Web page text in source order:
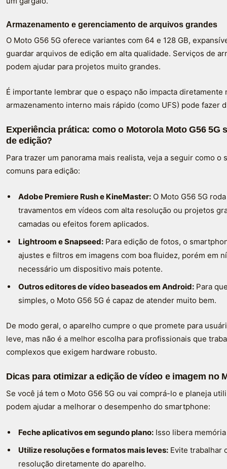
Armazenamento e gerenciamento de arquivos grandes
O Moto G56 5G oferece variantes com 64 e 128 GB,
guardar arquivos de edição em alta qualidade. Serviços de
podem ajudar para projetos muito grandes.
É importante lembrar que o espaço não impacta diretamente
armazenamento interno mais rápido (como UFS) pode fazer
Experiência prática: como o Motorola Moto G56 5G
de edição?
Para trazer um panorama mais realista, veja a seguir como o
comuns para edição:
Adobe Premiere Rush e KineMaster: O Moto G56 5G
travamentos em vídeos com alta resolução ou projetos
camadas ou efeitos forem aplicados.
Lightroom e Snapseed: Para edição de fotos, o
ajustes e filtros em imagens com boa fluidez, porém em
necessário um dispositivo mais potente.
Outros editores de vídeo baseados em Android: Para
simples, o Moto G56 5G é capaz de atender muito bem.
De modo geral, o aparelho cumpre o que promete para
leve, mas não é a melhor escolha para profissionais que
complexos que exigem hardware robusto.
Dicas para otimizar a edição de vídeo e imagem no
Se você já tem o Moto G56 5G ou vai comprá-lo e planeja
podem ajudar a melhorar o desempenho do smartphone:
Feche aplicativos em segundo plano: Isso libera
Utilize resoluções e formatos mais leves: Evite trabalhar
resolução diretamente do aparelho.